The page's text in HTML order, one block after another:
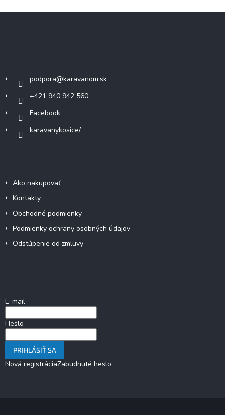
podpora@karavanom.sk
+421 940 942 560
Facebook
karavanykosice/
Ako nakupovať
Kontakty
Obchodné podmienky
Podmienky ochrany osobných údajov
Odstúpenie od zmluvy
E-mail
Heslo
PRIHLÁSIŤ SA
Nová registráciaZabudnuté heslo